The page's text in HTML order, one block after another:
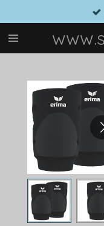
Hauptinhalt
springen